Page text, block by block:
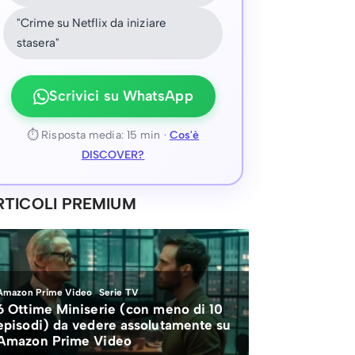
"Crime su Netflix da iniziare
stasera"
Scrivici su WhatsApp
⏱ Risposta media: 15 min · Cos'è
DISCOVER?
PREMIUM